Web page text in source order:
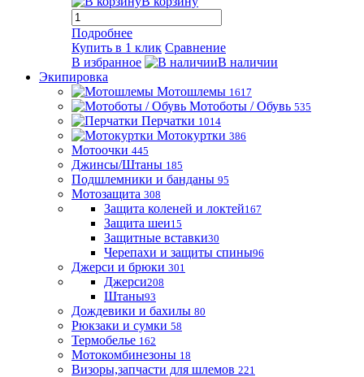
Подробнее
Купить в 1 клик Сравнение
В избранное
В наличии
Экипировка
Мотошлемы 1617
Мотоботы / Обувь 535
Перчатки 1014
Мотокуртки 386
Мотоочки 445
Джинсы/Штаны 185
Подшлемники и банданы 95
Мотозащита 308
Защита коленей и локтей167
Защита шеи15
Защитные вставки30
Черепахи и защиты спины96
Джерси и брюки 301
Джерси208
Штаны93
Дождевики и бахилы 80
Рюкзаки и сумки 58
Термобелье 162
Мотокомбинезоны 18
Визоры,запчасти для шлемов 221